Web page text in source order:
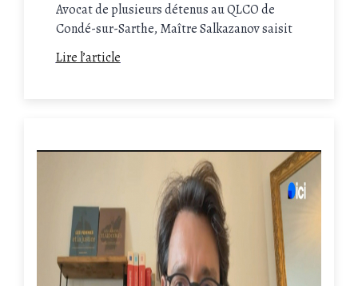
Avocat de plusieurs détenus au QLCO de
Condé-sur-Sarthe, Maître Salkazanov saisit
le tribunal administratif : le juge ordonne à
l'État de faire cesser immédiatement les
Lire l’article